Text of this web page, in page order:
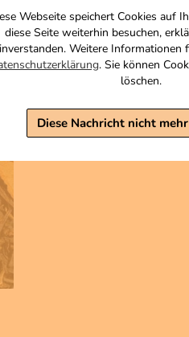
Webseite speichert Cookies auf
diese Seite weiterhin besuchen,
Weitere Informationen
. Sie können
löschen.
Diese Nachricht nicht
Warenkorb